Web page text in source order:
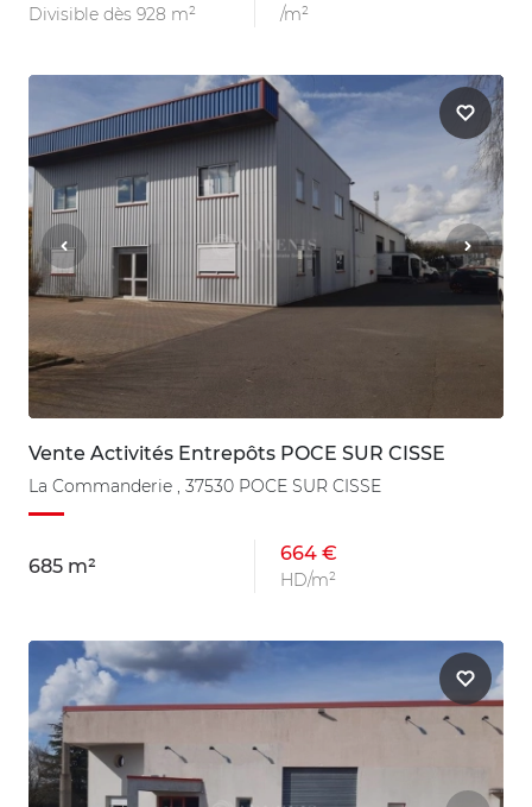
Divisible dès 928 m² /m²
Vente Activités Entrepôts POCE SUR CISSE
La Commanderie , 37530 POCE SUR CISSE
685 m²
664 €
HD/m²